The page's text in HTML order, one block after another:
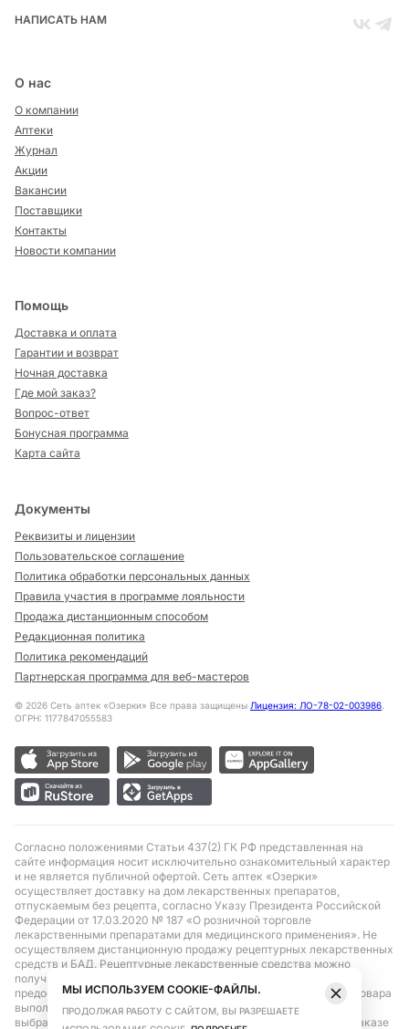
НАПИСАТЬ НАМ
О нас
О компании
Аптеки
Журнал
Акции
Вакансии
Поставщики
Контакты
Новости компании
Помощь
Доставка и оплата
Гарантии и возврат
Ночная доставка
Где мой заказ?
Вопрос-ответ
Бонусная программа
Карта сайта
Документы
Реквизиты и лицензии
Пользовательское соглашение
Политика обработки персональных данных
Правила участия в программе лояльности
Продажа дистанционным способом
Редакционная политика
Политика рекомендаций
Партнерская программа для веб-мастеров
© 2026 Сеть аптек «Озерки» Все права защищены Лицензия: ЛО-78-02-003986,
ОГРН: 1177847055583
Согласно положениями Статьи 437(2) ГК РФ представленная на
сайте информация носит исключительно ознакомительный характер
и не является публичной офертой. Сеть аптек «Озерки»
осуществляет доставку на дом лекарственных препаратов,
отпускаемым без рецепта, согласно Указу Президента Российской
Федерации от 17.03.2020 № 187 «О розничной торговле
лекарственными препаратами для медицинского применения». Не
осуществляем дистанционную продажу рецептурных лекарственных
средств и БАД. Рецептурные лекарственные средства можно
получить только при помощи самовывоза в аптеке при
предоставлении рецепта, выписанного врачом. Бронирование товара
выполняется при условиях последующего выкупа заказа в
выбранном аптечном пункте. Цена действительна только при заказе
МЫ ИСПОЛЬЗУЕМ COOKIE-ФАЙЛЫ.
ПРОДОЛЖАЯ РАБОТУ С САЙТОМ, ВЫ РАЗРЕШАЕТЕ